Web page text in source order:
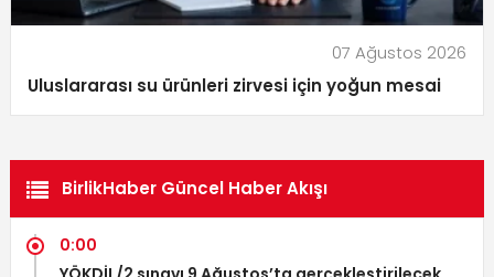
07 Ağustos 2026
Uluslararası su ürünleri zirvesi için yoğun mesai
BirlikHaber Güncel Haber Akışı
0:00